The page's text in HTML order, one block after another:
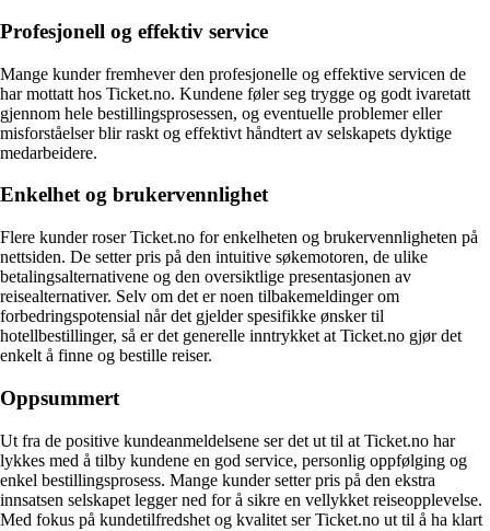
Profesjonell og effektiv service
Mange kunder fremhever den profesjonelle og effektive servicen de
har mottatt hos Ticket.no. Kundene føler seg trygge og godt ivaretatt
gjennom hele bestillingsprosessen, og eventuelle problemer eller
misforståelser blir raskt og effektivt håndtert av selskapets dyktige
medarbeidere.
Enkelhet og brukervennlighet
Flere kunder roser Ticket.no for enkelheten og brukervennligheten på
nettsiden. De setter pris på den intuitive søkemotoren, de ulike
betalingsalternativene og den oversiktlige presentasjonen av
reisealternativer. Selv om det er noen tilbakemeldinger om
forbedringspotensial når det gjelder spesifikke ønsker til
hotellbestillinger, så er det generelle inntrykket at Ticket.no gjør det
enkelt å finne og bestille reiser.
Oppsummert
Ut fra de positive kundeanmeldelsene ser det ut til at Ticket.no har
lykkes med å tilby kundene en god service, personlig oppfølging og
enkel bestillingsprosess. Mange kunder setter pris på den ekstra
innsatsen selskapet legger ned for å sikre en vellykket reiseopplevelse.
Med fokus på kundetilfredshet og kvalitet ser Ticket.no ut til å ha klart